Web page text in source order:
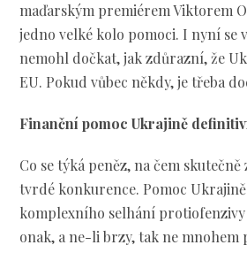
maďarským premiérem Viktorem
jedno velké kolo pomoci. I nyní
nemohl dočkat, jak zdůrazní, že
EU. Pokud vůbec někdy, je třeba
Finanční pomoc Ukrajině
Co se týká peněz, na čem
tvrdé konkurence. Pomoc
komplexního selhání
onak, a ne-li brzy, tak ne mnohem